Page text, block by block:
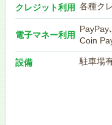
クレジット利用 各種ク
電子マネー利用
PayPay
Coin
設備 駐車場